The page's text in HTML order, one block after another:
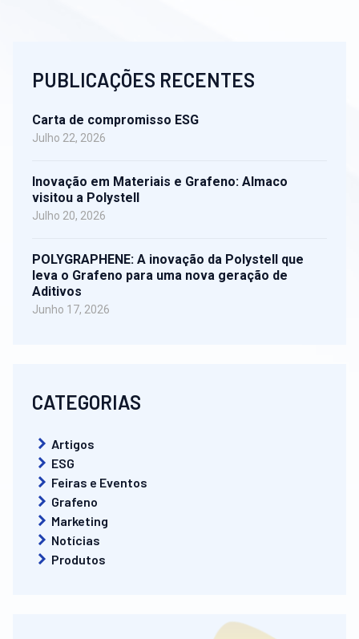
PUBLICAÇÕES RECENTES
Carta de compromisso ESG
Julho 22, 2026
Inovação em Materiais e Grafeno: Almaco
visitou a Polystell
Julho 20, 2026
POLYGRAPHENE: A inovação da Polystell que
leva o Grafeno para uma nova geração de
Aditivos
Junho 17, 2026
CATEGORIAS
Artigos
ESG
Feiras e Eventos
Grafeno
Marketing
Notícias
Produtos